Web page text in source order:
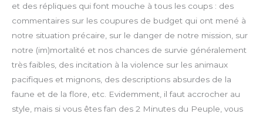
et des répliques qui font mouche à tous les coups : des
commentaires sur les coupures de budget qui ont mené à
notre situation précaire, sur le danger de notre mission, sur
notre (im)mortalité et nos chances de survie généralement
très faibles, des incitation à la violence sur les animaux
pacifiques et mignons, des descriptions absurdes de la
faune et de la flore, etc. Evidemment, il faut accrocher au
style, mais si vous êtes fan des 2 Minutes du Peuple, vous